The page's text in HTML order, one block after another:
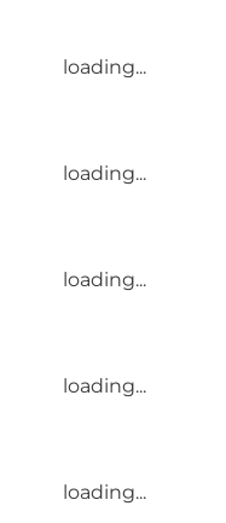
loading...
loading...
loading...
loading...
loading...